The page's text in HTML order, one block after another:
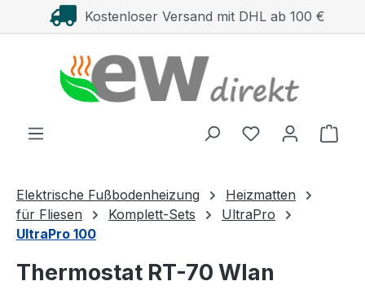
Zum Hauptinhalt springen
Kostenloser Versand mit DHL ab 100 €
Elektrische Fußbodenheizung
Heizmatten
für Fliesen
Komplett-Sets
UltraPro
UltraPro 100
Thermostat RT-70 Wlan